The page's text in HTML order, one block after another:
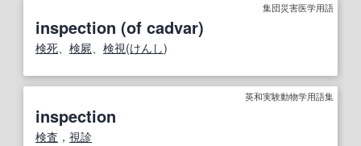
集団災害医学用語
inspection (of cadvar)
検死、 検屍、 検視(けんし)
英和実験動物学用語集
inspection
検査 ， 視診